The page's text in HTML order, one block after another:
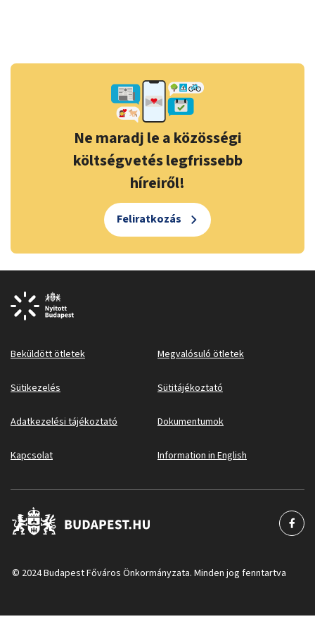
Ne maradj le a közösségi
költségvetés legfrissebb
híreiről!
Feliratkozás
Beküldött ötletek Megvalósuló ötletek
Sütikezelés Sütitájékoztató
Adatkezelési tájékoztató Dokumentumok
Kapcsolat Information in English
© 2024 Budapest Főváros Önkormányzata. Minden jog fenntartva